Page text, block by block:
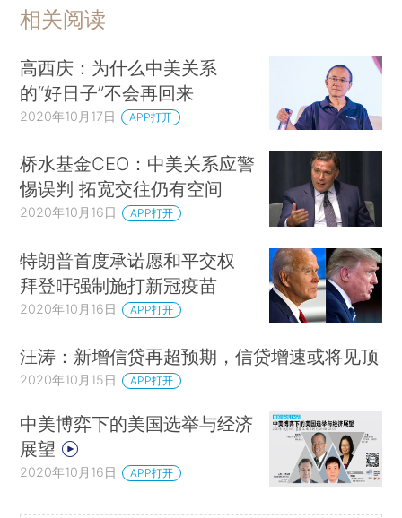
相关阅读
高西庆：为什么中美关系
的“好日子”不会再回来
2020年10月17日 APP打开
桥水基金CEO：中美关系应警
惕误判 拓宽交往仍有空间
2020年10月16日 APP打开
特朗普首度承诺愿和平交权
拜登吁强制施打新冠疫苗
2020年10月16日 APP打开
汪涛：新增信贷再超预期，信贷增速或将见顶
2020年10月15日 APP打开
中美博弈下的美国选举与经济
展望
2020年10月16日 APP打开